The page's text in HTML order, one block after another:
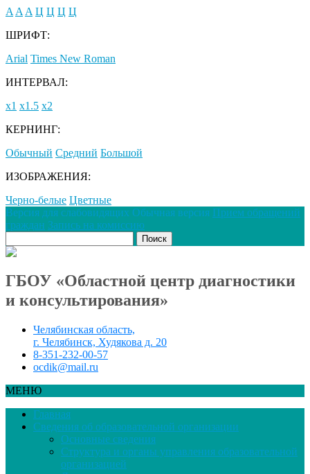
A A A Ц Ц Ц Ц
ШРИФТ:
Arial Times New Roman
ИНТЕРВАЛ:
х1 х1.5 х2
КЕРНИНГ:
Обычный Средний Большой
ИЗОБРАЖЕНИЯ:
Черно-белые Цветные
Версия для слабовидящих Обычная версия Прием обращений
граждан Запись на комиссию
ГБОУ «Областной центр диагностики
и консультирования»
Челябинская область,
г. Челябинск, Худякова д. 20
8-351-232-00-57
ocdik@mail.ru
МЕНЮ
Главная
Сведения об образовательной организации
Основные сведения
Структура и органы управления образовательной
организацией